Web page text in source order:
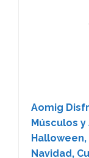
Aomig
Músculos
Halloween,
Navidad,